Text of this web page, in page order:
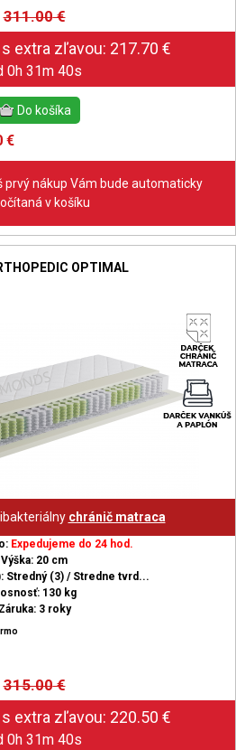
311.00€
0h 31m 39s
€
prvý nákup Vám bude automaticky
v košíku
OPTIMAL
chránič matraca
Expedujeme do 24 hod.
Výška: 20 cm
Stredný (3) / Stredne tvrd...
130 kg
Záruka: 3 roky
315.00€
0h 31m 39s